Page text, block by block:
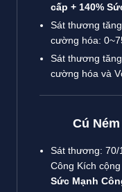
cấp + 140%
Sát thương
cường hóa:
Sát thương
cường hóa và
Cú
Sát thương: 70/
Công Kích
Sức Mạnh